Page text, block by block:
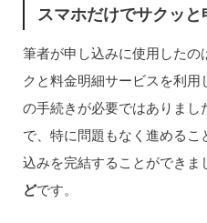
スマホだけでサクッと
筆者が申し込みに使用したの
クと料金明細サービスを利
の手続きが必要ではありま
で、特に問題もなく進める
込みを完結することができま
どです。